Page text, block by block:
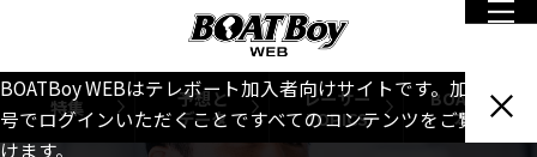
特集
予想と
データ
レーサー
TOPICS
BOATBoy
本誌
BOATBoy WEBはテレボート加入者向けサイトです。加入者番
号でログインいただくことですべてのコンテンツをご覧いただ
けます。